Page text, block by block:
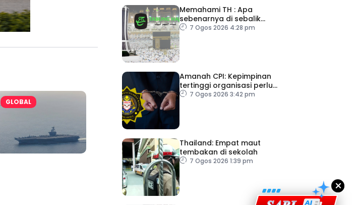
Ajinomoto (Malaysia) Berhad Perkasa SCORE Marathon 2026 Melalui Kerjasama
aminoVITAL® Bersama Pempengaruh Larian Antarabangsa
GLOBAL
Memahami TH : Apa
sebenarnya di sebalik
angka
7 Ogos 2026 4:28 pm
Amanah CPI: Kepimpinan
tertinggi organisasi perlu
pacu reformasi radikal
7 Ogos 2026 3:42 pm
Thailand: Empat maut
tembakan di sekolah
7 Ogos 2026 1:39 pm
×